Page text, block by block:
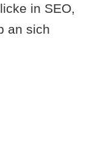
in SEO,
an sich